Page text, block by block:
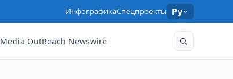
ИнфографикаСпецпроекты Ру
Media OutReach Newswire